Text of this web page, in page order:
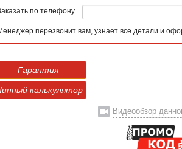
по телефону
перезвонит вам, узнает все детали и
Гарантия
калькулятор
Видеообзор